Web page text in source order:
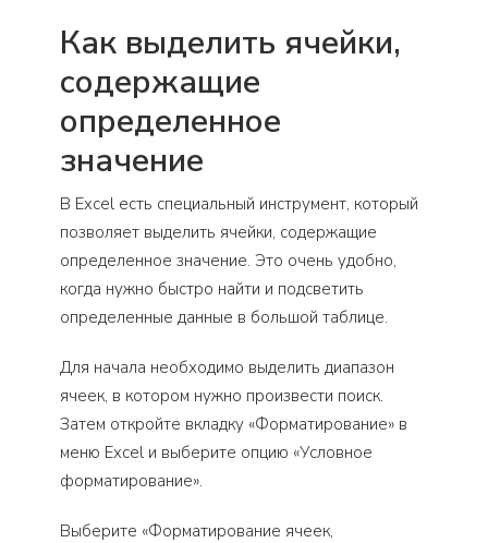
Как выделить ячейки,
содержащие
определенное
значение
В Excel есть специальный инструмент, который
позволяет выделить ячейки, содержащие
определенное значение. Это очень удобно,
когда нужно быстро найти и подсветить
определенные данные в большой таблице.
Для начала необходимо выделить диапазон
ячеек, в котором нужно произвести поиск.
Затем откройте вкладку «Форматирование» в
меню Excel и выберите опцию «Условное
форматирование».
Выберите «Форматирование ячеек,